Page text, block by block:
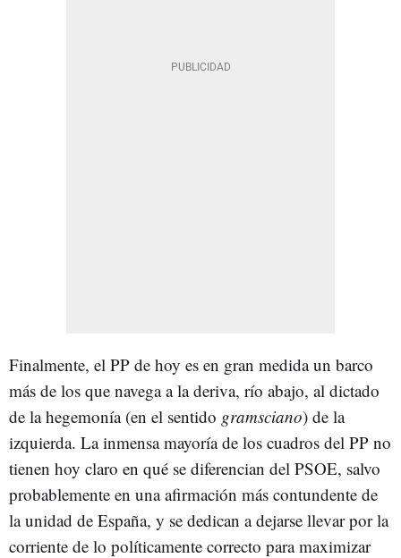
Finalmente, el PP de hoy es en gran medida un barco
más de los que navega a la deriva, río abajo, al dictado
de la hegemonía (en el sentido gramsciano) de la
izquierda. La inmensa mayoría de los cuadros del PP no
tienen hoy claro en qué se diferencian del PSOE, salvo
probablemente en una afirmación más contundente de
la unidad de España, y se dedican a dejarse llevar por la
corriente de lo políticamente correcto para maximizar